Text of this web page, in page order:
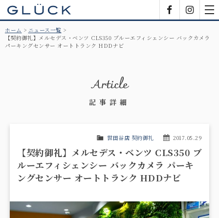
ホーム
ニュース一覧
【契約御礼】メルセデス・ベンツ CLS350 ブルーエフィシェンシー バックカメラ
パーキングセンサー オートトランク HDDナビ
Article
記事詳細
2017.05.29
世田谷店 契約御礼
【契約御礼】メルセデス・ベンツ CLS350 ブ
ルーエフィシェンシー バックカメラ パーキ
ングセンサー オートトランク HDDナビ